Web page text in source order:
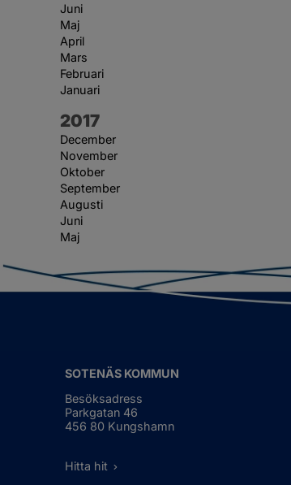
Juni
Maj
April
Mars
Februari
Januari
År:
2017
December
November
Oktober
September
Augusti
Juni
Maj
SOTENÄS KOMMUN
Besöksadress
Parkgatan 46
456 80 Kungshamn
Hitta hit